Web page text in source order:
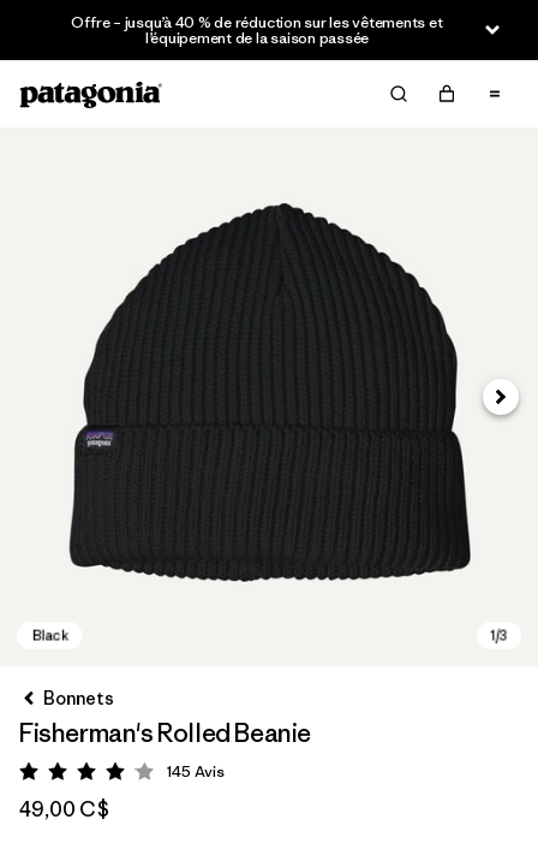
Offre – jusqu’à 40 % de réduction sur les vêtements et
l’équipement de la saison passée
Bonnets
Fisherman's Rolled Beanie
Évaluation: 4.1 / 5
145 Avis
49,00 C$